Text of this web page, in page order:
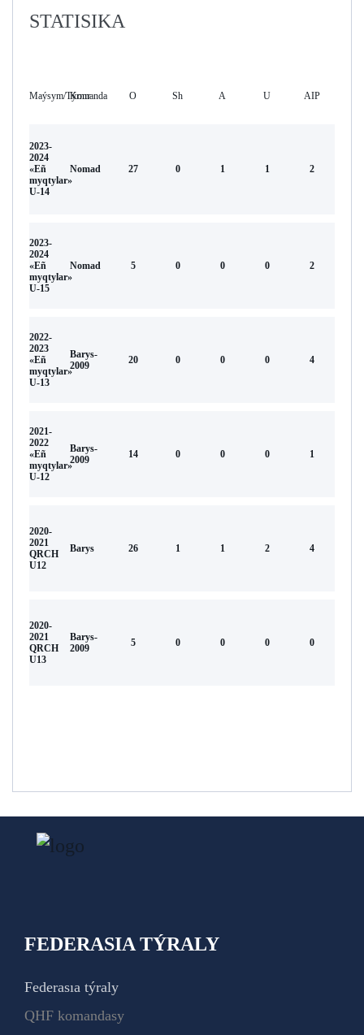
STATISIKA
Maýsym/TýrnırKomanda O Sh А U AIP
2023-
2024
«Eñ
myqtylar»
U-14
Nomad 27 0 1 1 2
2023-
2024
«Eñ
myqtylar»
U-15
Nomad 5 0 0 0 2
2022-
2023
«Eñ
myqtylar»
U-13
Barys-
2009
20 0 0 0 4
2021-
2022
«Eñ
myqtylar»
U-12
Barys-
2009
14 0 0 0 1
2020-
2021
QRCH
U12
Barys 26 1 1 2 4
2020-
2021
QRCH
U13
Barys-
2009
5 0 0 0 0
FEDERASIA TÝRALY
Federasıa týraly
QHF komandasy